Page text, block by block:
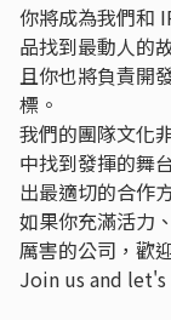
你將成為我們和
品找到最動人的
且你也將負責開
標。
我們的團隊文化
中找到發揮的舞
出最適切的合作
如果你充滿活力
厲害的公司，歡
Join us and